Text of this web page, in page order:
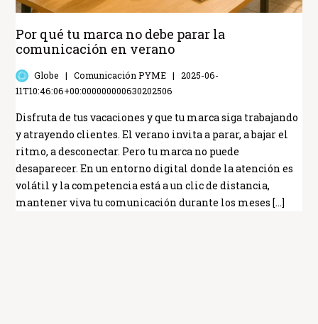
Por qué tu marca no debe parar la
comunicación en verano
Globe Comunicación PYME
2025-06-
11T10:46:06+00:000000000630202506
Disfruta de tus vacaciones y que tu marca siga trabajando
y atrayendo clientes. El verano invita a parar, a bajar el
ritmo, a desconectar. Pero tu marca no puede
desaparecer. En un entorno digital donde la atención es
volátil y la competencia está a un clic de distancia,
mantener viva tu comunicación durante los meses […]